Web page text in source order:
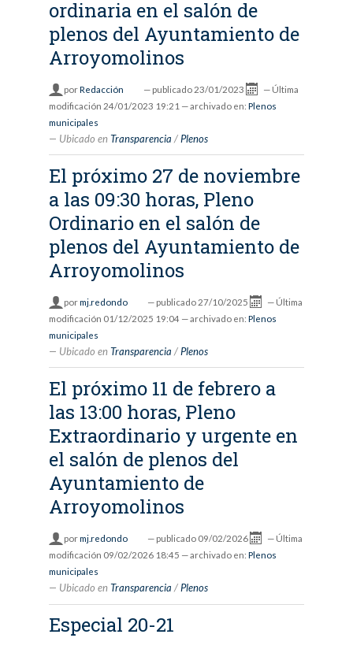
ordinaria en el salón de
plenos del Ayuntamiento de
Arroyomolinos
porRedacción — publicado 23/01/2023 — Última
modificación 24/01/2023 19:21 — archivado en: Plenos
municipales
Ubicado en Transparencia /Plenos
El próximo 27 de noviembre
a las 09:30 horas, Pleno
Ordinario en el salón de
plenos del Ayuntamiento de
Arroyomolinos
pormj.redondo — publicado 27/10/2025 — Última
modificación 01/12/2025 19:04 — archivado en: Plenos
municipales
Ubicado en Transparencia /Plenos
El próximo 11 de febrero a
las 13:00 horas, Pleno
Extraordinario y urgente en
el salón de plenos del
Ayuntamiento de
Arroyomolinos
pormj.redondo — publicado 09/02/2026 — Última
modificación 09/02/2026 18:45 — archivado en: Plenos
municipales
Ubicado en Transparencia /Plenos
Especial 20-21